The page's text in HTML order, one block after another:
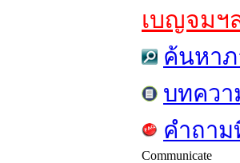
เบญจมฯ
ค้นหาภ
บทควา
คำถา
Communicate